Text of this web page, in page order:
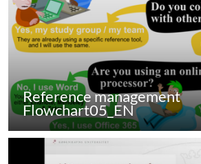
Reference management
Flowchart05_EN